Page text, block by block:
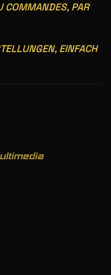
COMMANDES, PAR
EINFACH